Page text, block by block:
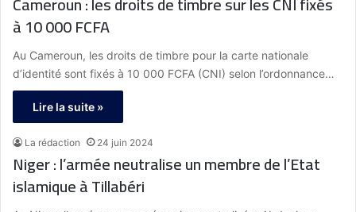
à 10 000 FCFA
Au Cameroun, les droits de timbre pour la carte nationale
d’identité sont fixés à 10 000 FCFA (CNI) selon l’ordonnance…
Lire la suite »
La rédaction 24 juin 2024
Niger : l’armée neutralise un membre de l’Etat
islamique à Tillabéri